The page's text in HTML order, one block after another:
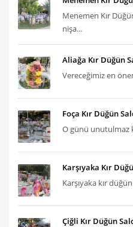
Menemen Kır
nişa...
Aliağa Kır Düğün
Vereceğimiz en
Foça Kır Düğün
O günü unutulmaz
Karşıyaka Kır
Karşıyaka kır
Çiğli Kır Düğün